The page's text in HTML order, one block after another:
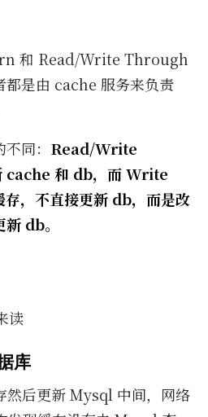
和 Read/​Write Through
是由 cache 服务来负责
同： Read/Write
cache 和 db，而 Write
，不直接更新 db，而是改
db。
读
库
然后更新 Mysql 中间，网络